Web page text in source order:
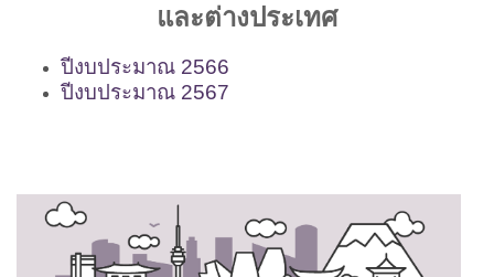
และต่างประเทศ
ปีงบประมาณ 2566
ปีงบประมาณ 2567